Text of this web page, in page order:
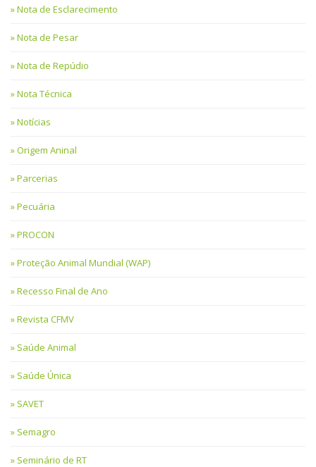
Nota de Esclarecimento
Nota de Pesar
Nota de Repúdio
Nota Técnica
Notícias
Origem Aninal
Parcerias
Pecuária
PROCON
Proteção Animal Mundial (WAP)
Recesso Final de Ano
Revista CFMV
Saúde Animal
Saúde Única
SAVET
Semagro
Seminário de RT